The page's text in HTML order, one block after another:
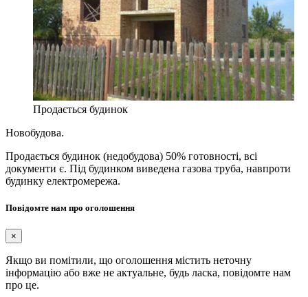
Продається будинок
Новобудова.
Продається будинок (недобудова) 50% готовності, всі
документи є. Під будинком виведена газова труба, навпроти
будинку електромережа.
Повідомте нам про оголошення
×
Якщо ви помітили, що оголошення містить неточну
інформацію або вже не актуальне, будь ласка, повідомте нам
про це.